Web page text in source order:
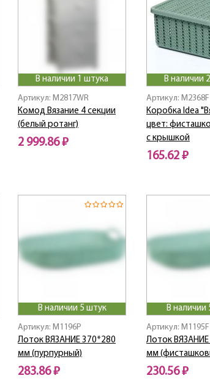
В наличии 1 штука
Артикул: M2817WR
Комод Вязание 4 секции
(белый ротанг)
2 999.86 ₽
В наличии
Артикул: M2368F
Коробка Idea
цвет:
с крышкой
165.62 ₽
В наличии 5 штук
Артикул: M1196P
Лоток ВЯЗАНИЕ 370*280
мм (пурпурный)
283.86 ₽
В наличии
Артикул: M1195F
Лоток
мм
230.56 ₽